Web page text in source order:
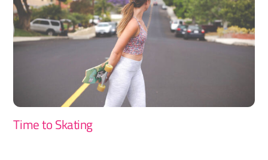
Time to Skating